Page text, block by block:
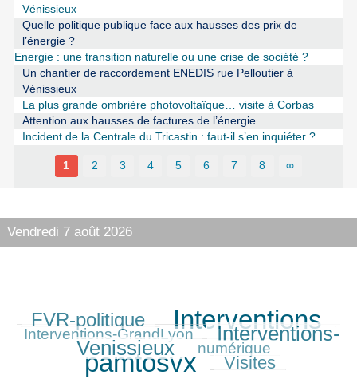
Vénissieux
Quelle politique publique face aux hausses des prix de
l’énergie ?
Energie : une transition naturelle ou une crise de société ?
Un chantier de raccordement ENEDIS rue Pelloutier à
Vénissieux
La plus grande ombrière photovoltaïque… visite à Corbas
Attention aux hausses de factures de l’énergie
Incident de la Centrale du Tricastin : faut-il s’en inquiéter ?
1 2 3 4 5 6 7 8 ∞
Vendredi 7 août 2026
217/397
FVR-politique
397/397 Interventions
127/397
Interventions-GrandLyon
271/397 Interventions-
Venissieux numérique
pamtosvx Visites